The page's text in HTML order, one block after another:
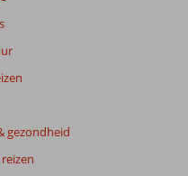
gezondheid